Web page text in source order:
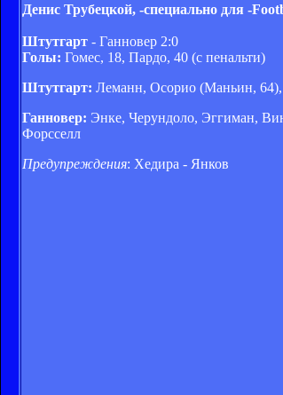
Денис Трубецкой, -специально для -
Штутгарт - Ганновер 2:0
Голы: Гомес, 18, Пардо, 40 (с пенальти)
Штутгарт: Леманн, Осорио (Маньин, 64),
Ганновер: Энке, Черундоло, Эггиман,
Форсселл
Предупреждения: Хедира - Янков